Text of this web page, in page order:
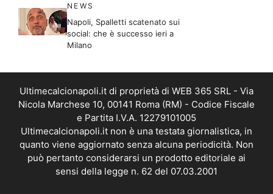
NEWS
Napoli, Spalletti scatenato sui
social: che è successo ieri a
Milano
Ultimecalcionapoli.it di proprietà di WEB 365 SRL - Via
Nicola Marchese 10, 00141 Roma (RM) - Codice Fiscale
e Partita I.V.A. 12279101005
Ultimecalcionapoli.it non è una testata giornalistica, in
quanto viene aggiornato senza alcuna periodicità. Non
può pertanto considerarsi un prodotto editoriale ai
sensi della legge n. 62 del 07.03.2001